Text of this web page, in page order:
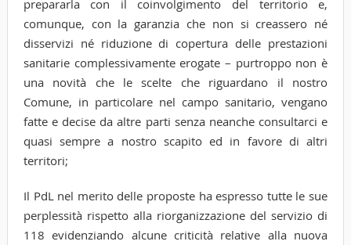
prepararla con il coinvolgimento del territorio e,
comunque, con la garanzia che non si creassero né
disservizi né riduzione di copertura delle prestazioni
sanitarie complessivamente erogate – purtroppo non è
una novità che le scelte che riguardano il nostro
Comune, in particolare nel campo sanitario, vengano
fatte e decise da altre parti senza neanche consultarci e
quasi sempre a nostro scapito ed in favore di altri
territori;
Il PdL nel merito delle proposte ha espresso tutte le sue
perplessità rispetto alla riorganizzazione del servizio di
118 evidenziando alcune criticità relative alla nuova